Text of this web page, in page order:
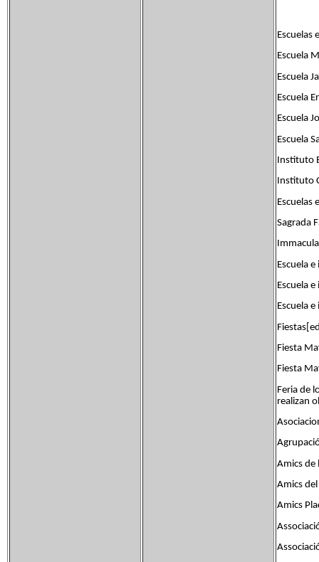
Escuelas
Escuela
Escuela
Escuela
Escuela
Escuela
Instituto
Instituto
Escuelas
Sagrada
Escuela
Escuela
Escuela
Fiesta
Fiesta
Feria de
realizan
Amics de
Amics
Amics